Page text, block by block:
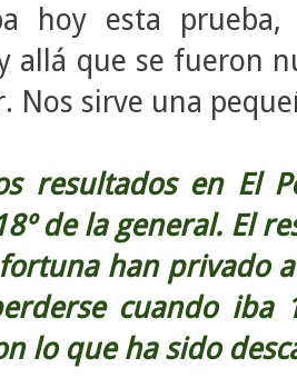
hoy esta
allá que se fueron
Nos sirve una
resultados en El
de la general. El
han privado a
cuando iba
lo que ha sido